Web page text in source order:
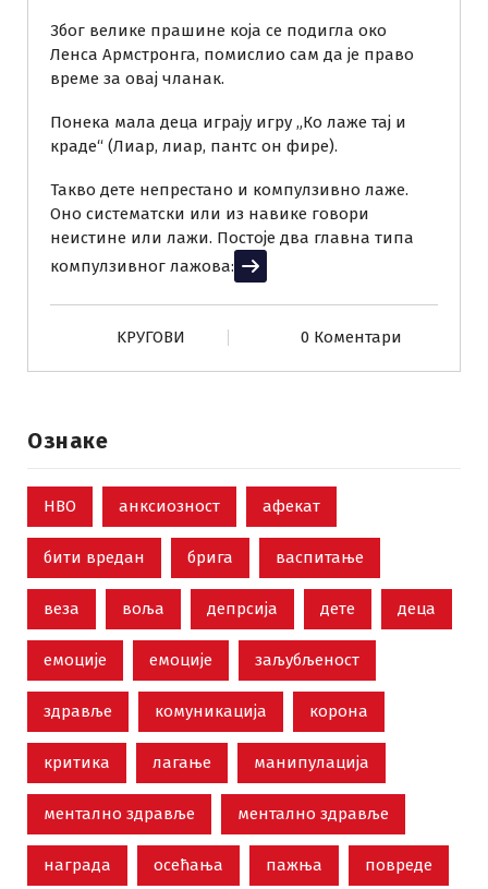
Због велике прашине која се подигла око
Ленса Армстронга, помислио сам да је право
време за овај чланак.
Понека мала деца играју игру „Ко лаже тај и
краде“ (Лиар, лиар, пантс он фире).
Такво дете непрестано и компулзивно лаже.
Оно систематски или из навике говори
неистине или лажи. Постоје два главна типа
компулзивног лажова: Прочитај више
KРУГОВИ 0 Коментари
Ознаке
НВО анксиозност афекат
бити вредан брига васпитање
веза воља депрсија дете деца
емоције емоције заљубљеност
здравље комуникација корона
критика лагање манипулација
ментално здравље ментално здравље
награда осећања пажња повреде